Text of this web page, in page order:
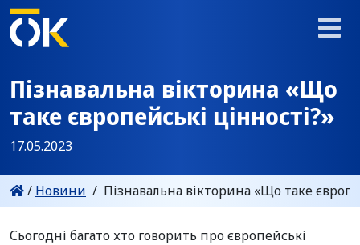
Пізнавальна вікторина «Що
таке європейські цінності?»
17.05.2023
/ Новини / Пізнавальна вікторина «Що таке
Сьогодні багато хто говорить про європейські